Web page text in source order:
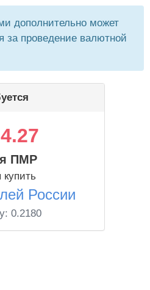
дополнительно может
за проведение валютной
ПМР
России
0.2180